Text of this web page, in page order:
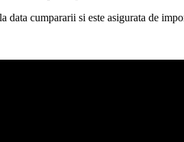
data cumpararii si este asigurata de